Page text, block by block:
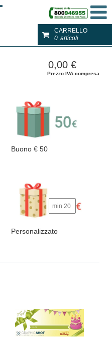
CARRELLO
0 articoli
0,00 €
Prezzo IVA compresa
Buono € 50
Personalizzato